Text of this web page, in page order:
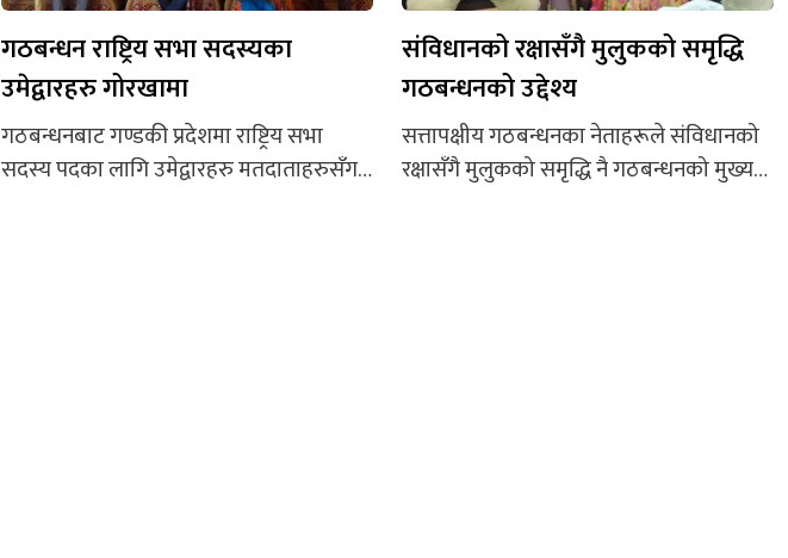
गठबन्धन राष्ट्रिय सभा सदस्यका
उमेद्वारहरु गोरखामा
गठबन्धनबाट गण्डकी प्रदेशमा राष्ट्रिय सभा
सदस्य पदका लागि उमेद्वारहरु मतदाताहरुसँग
संविधानको रक्षासँगै मुलुकको समृद्धि
गठबन्धनको उद्देश्य
सत्तापक्षीय गठबन्धनका नेताहरूले संविधानको
रक्षासँगै मुलुकको समृद्धि नै गठबन्धनको मुख्य